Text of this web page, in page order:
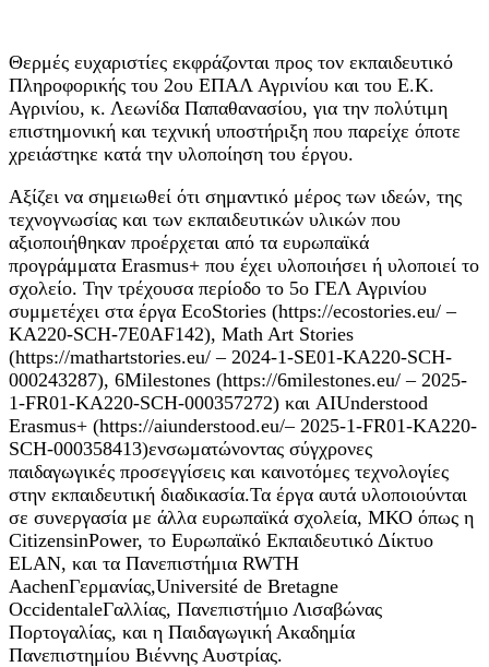
Θερμές ευχαριστίες εκφράζονται προς τον εκπαιδευτικό
Πληροφορικής του 2ου ΕΠΑΛ Αγρινίου και του Ε.Κ.
Αγρινίου, κ. Λεωνίδα Παπαθανασίου, για την πολύτιμη
επιστημονική και τεχνική υποστήριξη που παρείχε όποτε
χρειάστηκε κατά την υλοποίηση του έργου.
Αξίζει να σημειωθεί ότι σημαντικό μέρος των ιδεών, της
τεχνογνωσίας και των εκπαιδευτικών υλικών που
αξιοποιήθηκαν προέρχεται από τα ευρωπαϊκά
προγράμματα Erasmus+ που έχει υλοποιήσει ή υλοποιεί το
σχολείο. Την τρέχουσα περίοδο το 5ο ΓΕΛ Αγρινίου
συμμετέχει στα έργα EcoStories (https://ecostories.eu/ –
KA220-SCH-7E0AF142), Math Art Stories
(https://mathartstories.eu/ – 2024-1-SE01-KA220-SCH-
000243287), 6Milestones (https://6milestones.eu/ – 2025-
1-FR01-KA220-SCH-000357272) και AIUnderstood
Erasmus+ (https://aiunderstood.eu/– 2025-1-FR01-KA220-
SCH-000358413)ενσωματώνοντας σύγχρονες
παιδαγωγικές προσεγγίσεις και καινοτόμες τεχνολογίες
στην εκπαιδευτική διαδικασία.Τα έργα αυτά υλοποιούνται
σε συνεργασία με άλλα ευρωπαϊκά σχολεία, ΜΚΟ όπως η
CitizensinPower, το Ευρωπαϊκό Εκπαιδευτικό Δίκτυο
ELAN, και τα Πανεπιστήμια RWTH
AachenΓερμανίας,Université de Bretagne
OccidentaleΓαλλίας, Πανεπιστήμιο Λισαβώνας
Πορτογαλίας, και η Παιδαγωγική Ακαδημία
Πανεπιστημίου Βιέννης Αυστρίας.